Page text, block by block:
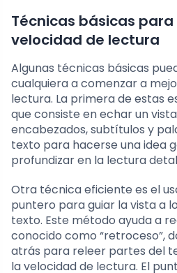
Técnicas básicas
velocidad de lectura
Algunas técnicas básicas
cualquiera a comenzar a
lectura. La primera de estas
que consiste en echar un
encabezados, subtítulos y
texto para hacerse una idea
profundizar en la lectura
Otra técnica eficiente es el
puntero para guiar la vista a
texto. Este método ayuda a
conocido como “retroceso”,
atrás para releer partes del
la velocidad de lectura. El